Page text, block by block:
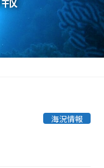
海況情報